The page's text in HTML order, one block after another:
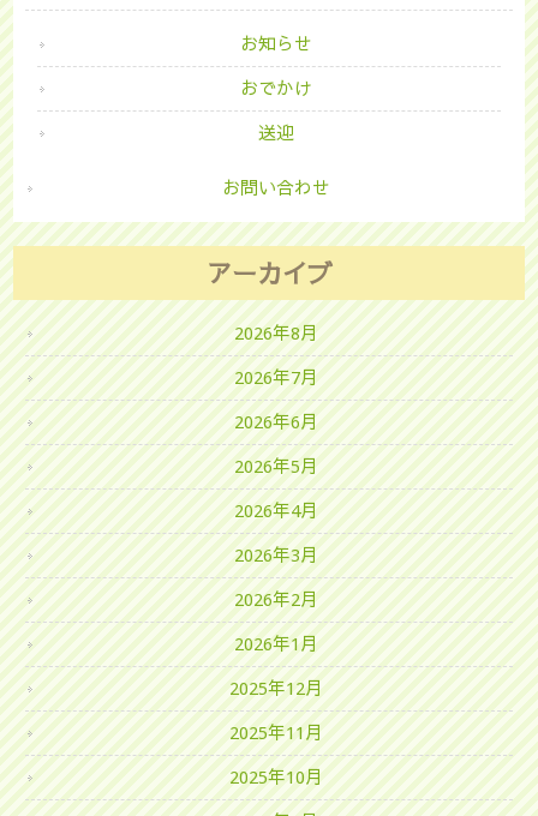
お知らせ
おでかけ
送迎
お問い合わせ
アーカイブ
2026年8月
2026年7月
2026年6月
2026年5月
2026年4月
2026年3月
2026年2月
2026年1月
2025年12月
2025年11月
2025年10月